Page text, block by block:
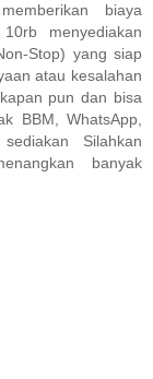
biaya
menyediakan
Stop) yang siap
atau kesalahan
pun dan bisa
BBM, WhatsApp,
Silahkan
banyak